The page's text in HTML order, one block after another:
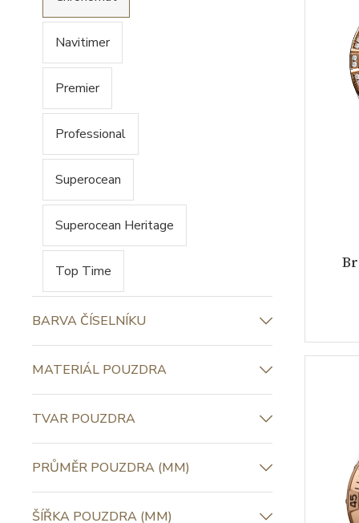
Navitimer
Premier
Professional
Superocean
Superocean Heritage
Top Time
BARVA ČÍSELNÍKU
MATERIÁL POUZDRA
TVAR POUZDRA
PRŮMĚR POUZDRA (MM)
ŠÍŘKA POUZDRA (MM)